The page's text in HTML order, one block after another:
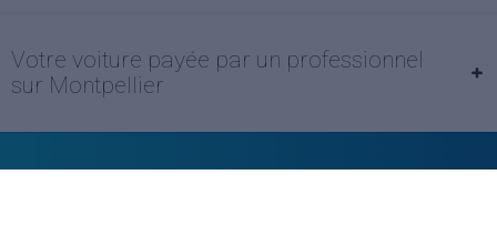
Votre voiture payée par un professionnel
sur Montpellier